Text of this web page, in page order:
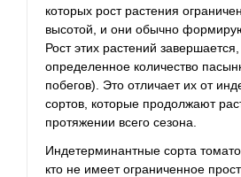
которых рост растения
высотой, и они обычно
Рост этих растений завершается,
определенное количество
побегов). Это отличает их от
сортов, которые продолжают
протяжении всего сезона.
Индетерминантные сорта
кто не имеет ограниченное